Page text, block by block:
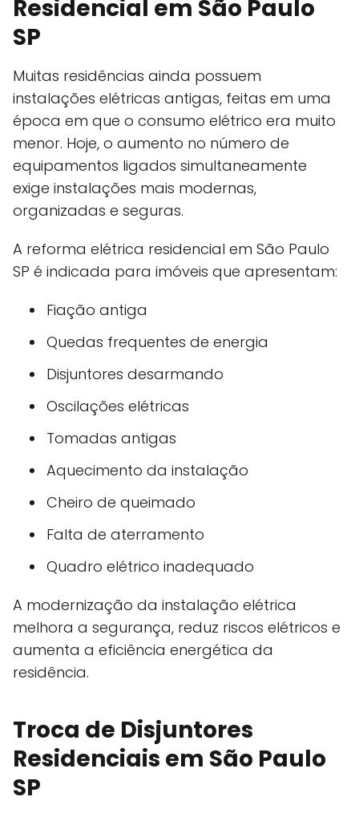
Residencial em São Paulo
SP
Muitas residências ainda possuem
instalações elétricas antigas, feitas em uma
época em que o consumo elétrico era muito
menor. Hoje, o aumento no número de
equipamentos ligados simultaneamente
exige instalações mais modernas,
organizadas e seguras.
A reforma elétrica residencial em São Paulo
SP é indicada para imóveis que apresentam:
Fiação antiga
Quedas frequentes de energia
Disjuntores desarmando
Oscilações elétricas
Tomadas antigas
Aquecimento da instalação
Cheiro de queimado
Falta de aterramento
Quadro elétrico inadequado
A modernização da instalação elétrica
melhora a segurança, reduz riscos elétricos e
aumenta a eficiência energética da
residência.
Troca de Disjuntores
Residenciais em São Paulo
SP